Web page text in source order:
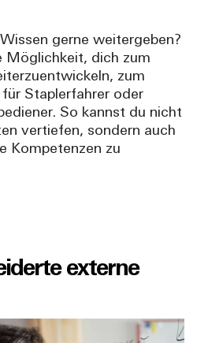
gerne weitergeben?
Möglichkeit, dich zum
zum
für Staplerfahrer oder
So kannst du nicht
vertiefen, sondern auch
Kompetenzen zu
externe